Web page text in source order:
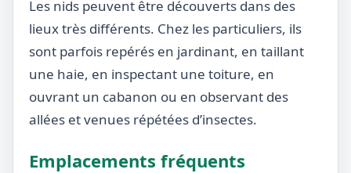
Les nids peuvent être découverts dans des
lieux très différents. Chez les particuliers, ils
sont parfois repérés en jardinant, en taillant
une haie, en inspectant une toiture, en
ouvrant un cabanon ou en observant des
allées et venues répétées d’insectes.
Emplacements fréquents